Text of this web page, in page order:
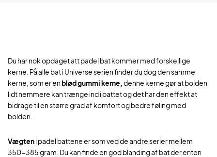
Du har nok opdaget att padel bat kommer med forskellige
kerne. På alle bat i Universe serien finder du dog den samme
kerne, som er enblød gummi kerne,denne kerne gør at bolden
lidt nemmere kan trænge ind i battet og det har den effekt at
bidrage til en større grad af komfort og bedre føling med
bolden.
Vægteni padel battene er som ved de andre serier mellem
350-385 gram. Du kan finde en god blanding af bat der enten